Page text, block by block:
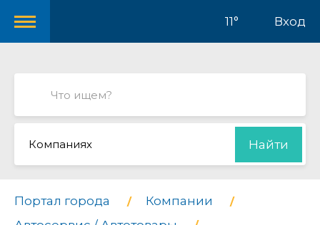
11° Вход
Компаниях Найти
Портал города
Компании